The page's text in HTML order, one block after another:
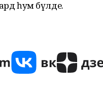
һум бүлде.